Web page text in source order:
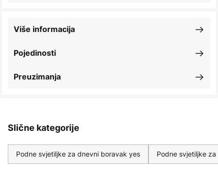
Pojedinosti
Više informacija
Preuzimanja
Slične kategorije
Podne svjetiljke za dnevni boravak yes Podne svjetiljke